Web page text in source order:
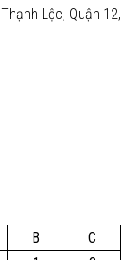
Lộc, Quận 12,
B
C